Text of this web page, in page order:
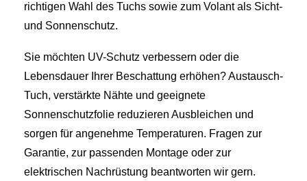
richtigen Wahl des Tuchs sowie zum Volant als Sicht-
und Sonnenschutz.
Sie möchten UV-Schutz verbessern oder die
Lebensdauer Ihrer Beschattung erhöhen? Austausch-
Tuch, verstärkte Nähte und geeignete
Sonnenschutzfolie reduzieren Ausbleichen und
sorgen für angenehme Temperaturen. Fragen zur
Garantie, zur passenden Montage oder zur
elektrischen Nachrüstung beantworten wir gern.